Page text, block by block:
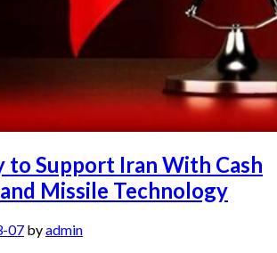
to Support Iran With Cash
Missile Technology
07 byadmin